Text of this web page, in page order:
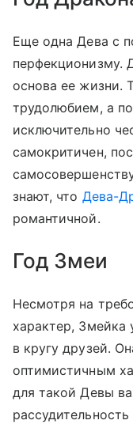
Еще одна Дева с
перфекционизму.
основа ее жизни.
трудолюбием, а
исключительно
самокритичен,
знают, что Дева-
романтичной.
Год Змеи
Несмотря на
характер,
в кругу друзей.
оптимистичным
для такой Девы